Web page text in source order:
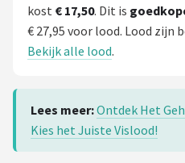
kost € 17,50. Dit is
€ 27,95 voor lood. Lood zijn
Bekijk alle lood.
Lees meer:Ontdek Het
Kies het Juiste Vislood!